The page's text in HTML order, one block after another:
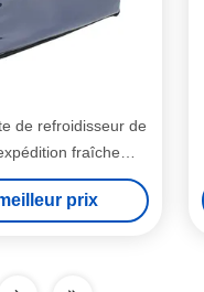
de refroidisseur de
fraîche
de panneau
prix